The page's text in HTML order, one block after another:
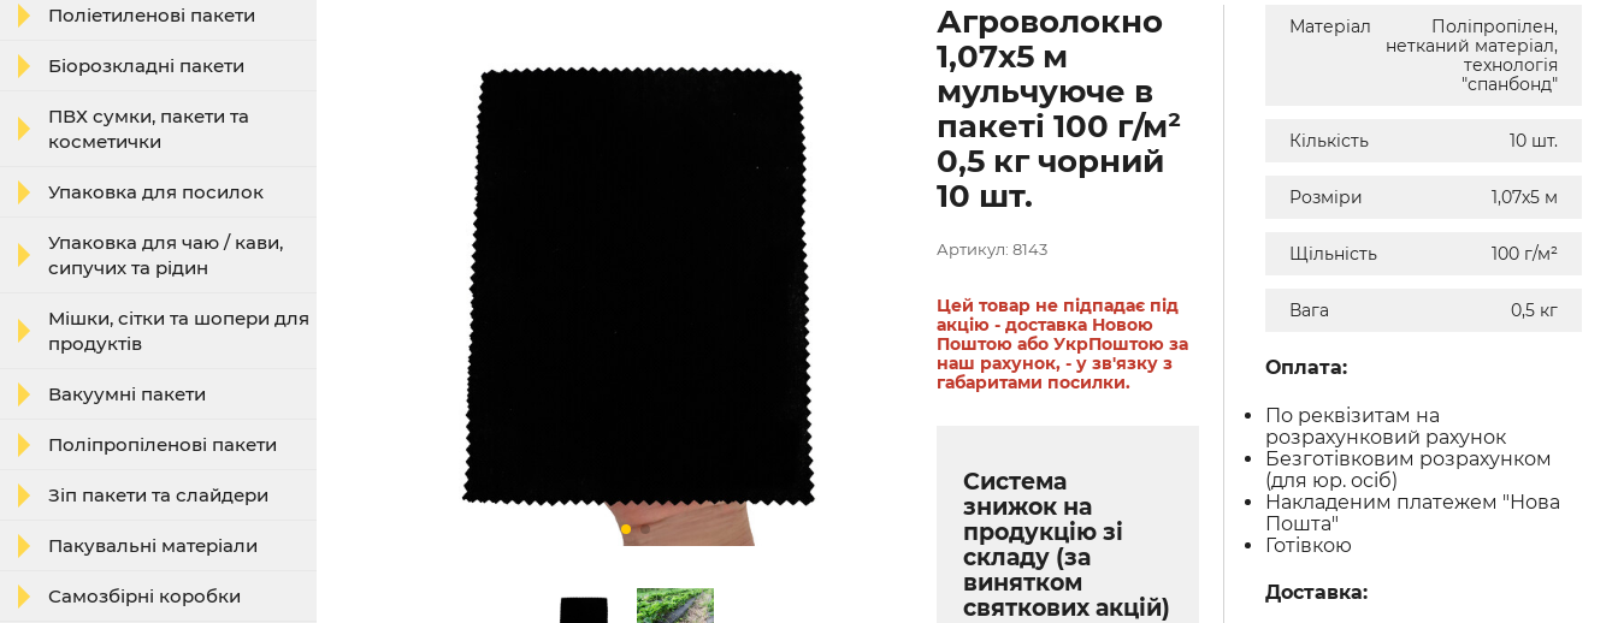
Поліетиленові пакети
Біорозкладні пакети
ПВХ сумки, пакети та
косметички
Упаковка для посилок
Упаковка для чаю / кави,
сипучих та рідин
Мішки, сітки та шопери для
продуктів
Вакуумні пакети
Поліпропіленові пакети
Зіп пакети та слайдери
Пакувальні матеріали
Самозбірні коробки
Агроволокно
1,07х5 м
мульчуюче в
пакеті 100 г/м²
0,5 кг чорний
10 шт.
Артикул: 8143
Цей товар не підпадає під
акцію - доставка Новою
Поштою або УкрПоштою за
наш рахунок, - у зв'язку з
габаритами посилки.
Система
знижок на
продукцію зі
складу (за
винятком
святкових акцій)
Матеріал
Поліпропілен,
нетканий матеріал,
технологія
"спанбонд"
Кількість 10 шт.
Розміри 1,07х5 м
Щільність 100 г/м²
Вага 0,5 кг
Оплата:
По реквізитам на
розрахунковий рахунок
Безготівковим розрахунком
(для юр. осіб)
Накладеним платежем "Нова
Пошта"
Готівкою
Доставка: